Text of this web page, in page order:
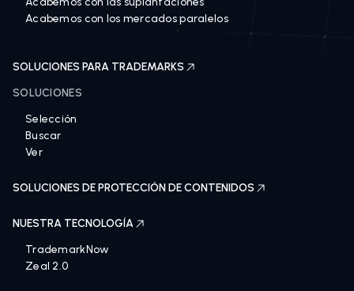
Acabemos con los mercados paralelos
SOLUCIONES PARA TRADEMARKS
SOLUCIONES
Selección
Buscar
Ver
SOLUCIONES DE PROTECCIÓN DE CONTENIDOS
NUESTRA TECNOLOGÍA
TrademarkNow
Zeal 2.0